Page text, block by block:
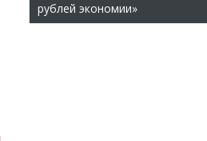
рублей экономии»